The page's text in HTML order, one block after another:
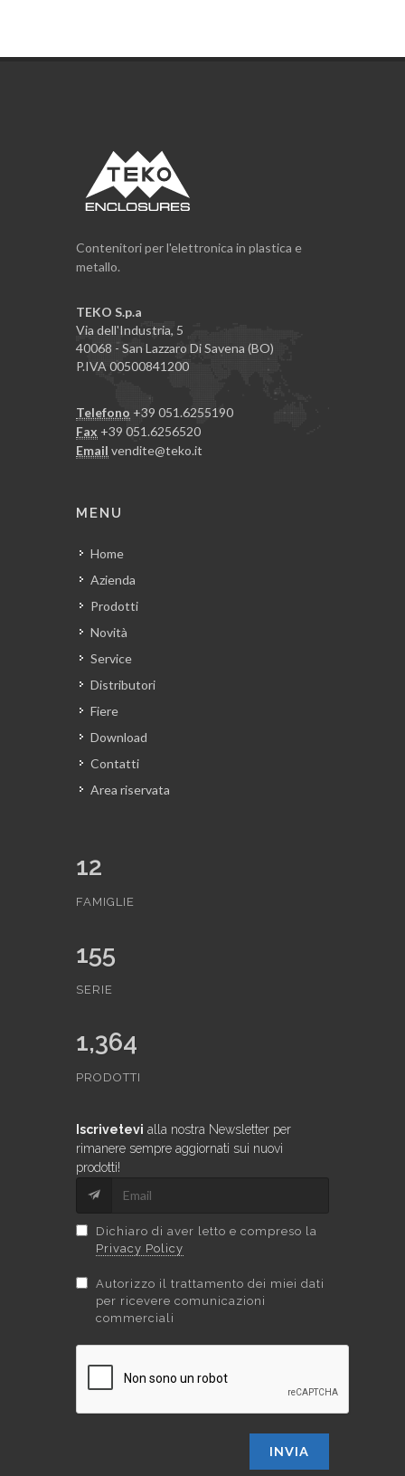
Contenitori per l'elettronica in plastica e
metallo.
TEKO S.p.a
Via dell'Industria, 5
40068 - San Lazzaro Di Savena (BO)
P.IVA 00500841200
Telefono +39 051.6255190
Fax +39 051.6256520
Email vendite@teko.it
MENU
Home
Azienda
Prodotti
Novità
Service
Distributori
Fiere
Download
Contatti
Area riservata
12
FAMIGLIE
155
SERIE
1,364
PRODOTTI
Iscrivetevi alla nostra Newsletter per
rimanere sempre aggiornati sui nuovi
prodotti!
Dichiaro di aver letto e compreso la
Privacy Policy
Autorizzo il trattamento dei miei dati
per ricevere comunicazioni
commerciali
INVIA